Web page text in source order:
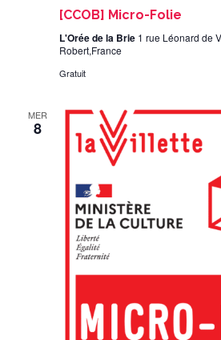
[CCOB] Micro-Folie
L'Orée de la Brie 1 rue Léonard de
Robert,France
Gratuit
MER
8